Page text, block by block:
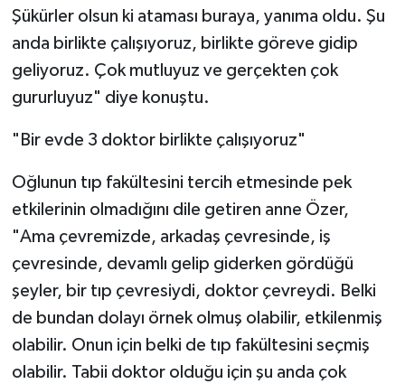
Şükürler olsun ki ataması buraya, yanıma oldu. Şu
anda birlikte çalışıyoruz, birlikte göreve gidip
geliyoruz. Çok mutluyuz ve gerçekten çok
gururluyuz" diye konuştu.
"Bir evde 3 doktor birlikte çalışıyoruz"
Oğlunun tıp fakültesini tercih etmesinde pek
etkilerinin olmadığını dile getiren anne Özer,
"Ama çevremizde, arkadaş çevresinde, iş
çevresinde, devamlı gelip giderken gördüğü
şeyler, bir tıp çevresiydi, doktor çevreydi. Belki
de bundan dolayı örnek olmuş olabilir, etkilenmiş
olabilir. Onun için belki de tıp fakültesini seçmiş
olabilir. Tabii doktor olduğu için şu anda çok